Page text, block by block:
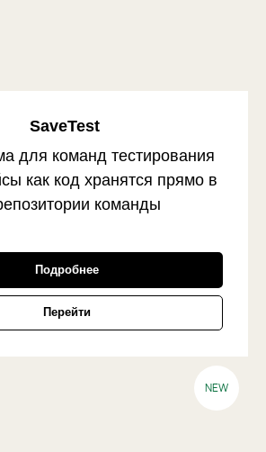
SaveTest
для команд тестирования
как код хранятся прямо в
команды
Подробнее
Перейти
NEW